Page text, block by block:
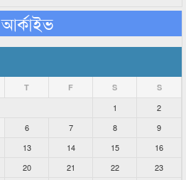
আর্কাইভ
T F S S
1
2
6 7 8
9
13 14 15
16
20 21 22 23